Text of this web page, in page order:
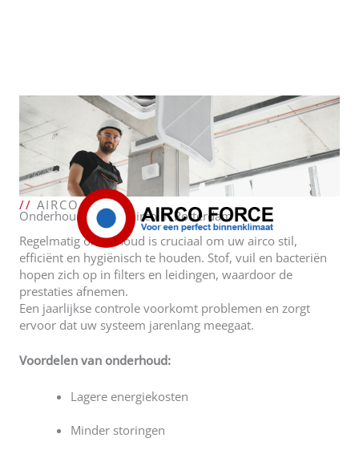
// AIRCO FORCE
Onderhoud van uw airco in Rotterdam
Regelmatig onderhoud is cruciaal om uw airco stil,
efficiënt en hygiënisch te houden. Stof, vuil en bacteriën
hopen zich op in filters en leidingen, waardoor de
prestaties afnemen.
Een jaarlijkse controle voorkomt problemen en zorgt
ervoor dat uw systeem jarenlang meegaat.
Voordelen van onderhoud:
Lagere energiekosten
Minder storingen